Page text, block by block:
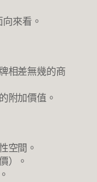
來看。
相差無幾的商
附加價值。
空間。
）。